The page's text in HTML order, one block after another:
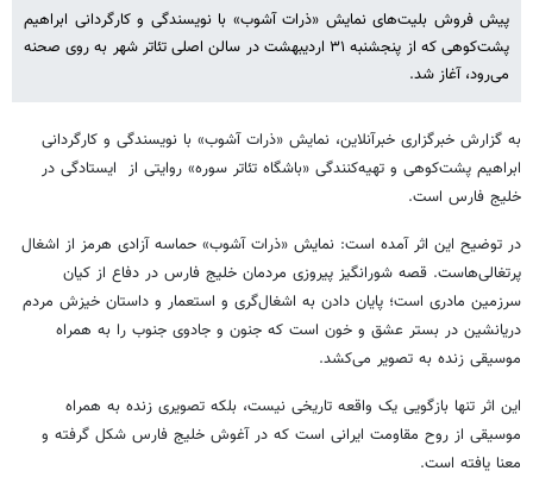
پیش فروش بلیت‌های‌ نمایش «ذرات آشوب» با نویسندگی و کارگردانی ابراهیم
پشت‌کوهی که از پنجشنبه ۳۱ اردیبهشت در سالن اصلی تئاتر شهر به روی صحنه
می‌رود، آغاز شد.
به گزارش خبرگزاری خبرآنلاین، نمایش «ذرات آشوب» با نویسندگی و کارگردانی
ابراهیم پشت‌کوهی و تهیه‌کنندگی «باشگاه تئاتر سوره» روایتی از ایستادگی در
خلیج فارس است.
در توضیح این اثر آمده است: نمایش «ذرات آشوب» حماسه آزادی هرمز از اشغال
پرتغالی‌هاست. قصه شورانگیز پیروزی مردمان خلیج فارس در دفاع از کیان
سرزمین مادری است؛ پایان دادن به اشغال‌گری و استعمار و داستان خیزش مردم
دریانشین در بستر عشق و خون است که جنون و جادوی جنوب را به همراه
موسیقی زنده به تصویر می‌کشد.
این اثر تنها بازگویی یک واقعه تاریخی نیست، بلکه تصویری زنده به همراه
موسیقی از روح مقاومت ایرانی است که در آغوش خلیج فارس شکل گرفته و
معنا یافته است.